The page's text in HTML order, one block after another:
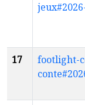
17
footlight-